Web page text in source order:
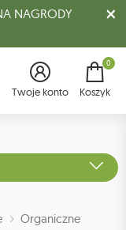
NAGRODY
Twoje konto
0
Koszyk
Organiczne